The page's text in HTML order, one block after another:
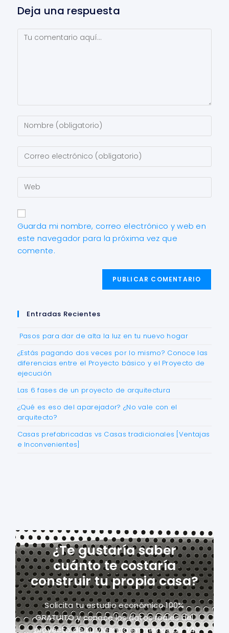
Deja una respuesta
Guarda mi nombre, correo electrónico y web en
este navegador para la próxima vez que
comente.
Entradas Recientes
Pasos para dar de alta la luz en tu nuevo hogar
¿Estás pagando dos veces por lo mismo? Conoce las
diferencias entre el Proyecto básico y el Proyecto de
ejecución
Las 6 fases de un proyecto de arquitectura
¿Qué es eso del aparejador? ¿No vale con el
arquitecto?
Casas prefabricadas vs Casas tradicionales [Ventajas
e Inconvenientes]
¿Te gustaría saber
cuánto te costaría
construir tu propia casa?
Solicita tu estudio económico 100%
GRATUITO y conoce los datos reales del
proyectode tu vivienda en menos de 24